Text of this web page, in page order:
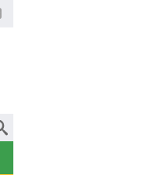
Facebook